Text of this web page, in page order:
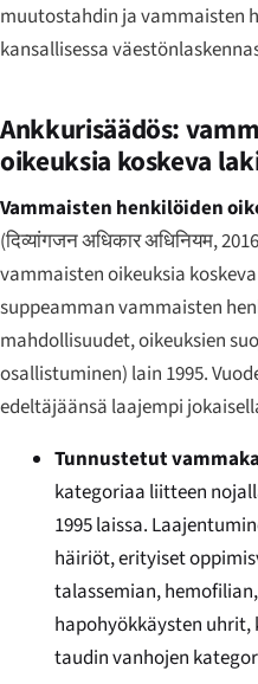
muutostahdin ja vammaisten
kansallisessa
Ankkurisäädös:
oikeuksia koskeva
Vammaisten henkilöiden
(दिव्यांगजन अधिकार अधिनियम, 2016
vammaisten oikeuksia
suppeamman vammaisten
mahdollisuudet, oikeuksien
osallistuminen) lain 1995.
edeltäjäänsä laajempi
Tunnustetut
kategoriaa liitteen
1995 laissa.
häiriöt, erityiset
talassemian,
hapohyökkäysten uhrit,
taudin vanhojen